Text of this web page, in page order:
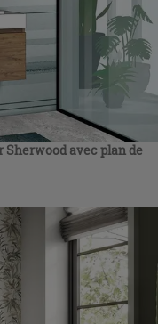
Sherwood avec plan de